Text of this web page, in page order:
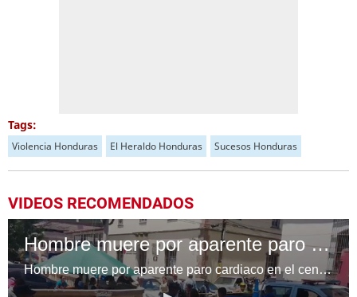
Tags:
Violencia Honduras El Heraldo Honduras Sucesos Honduras
VIDEOS RECOMENDADOS
Hombre muere por aparente paro cardiaco en el centro de la capital
Hombre muere por aparente paro cardiaco en el centro de la capital